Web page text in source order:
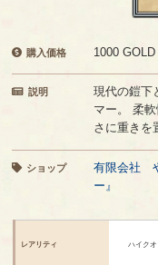
購入価格 1000 GOLD
説明
現代の鎧下
マー。 柔
さに重きを
ショップ
有限会社
ー』
レアリティ ハイク